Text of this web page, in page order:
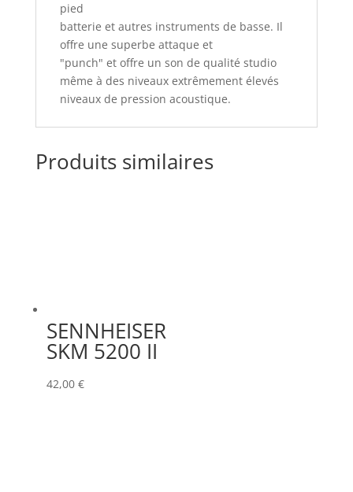
pied
batterie et autres instruments de basse. Il
offre une superbe attaque et
"punch" et offre un son de qualité studio
même à des niveaux extrêmement élevés
niveaux de pression acoustique.
Produits similaires
SENNHEISER
SKM 5200 II
42,00 €